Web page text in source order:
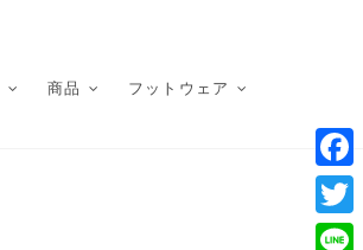
商品 フットウェア
F
a
T